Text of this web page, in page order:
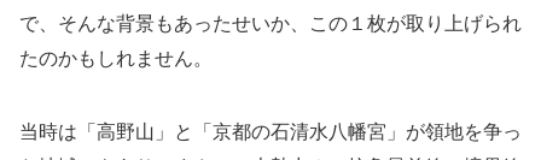
で、そんな背景もあったせいか、この１枚が取り上げられ
たのかもしれません。
当時は「高野山」と「京都の石清水八幡宮」が領地を争っ